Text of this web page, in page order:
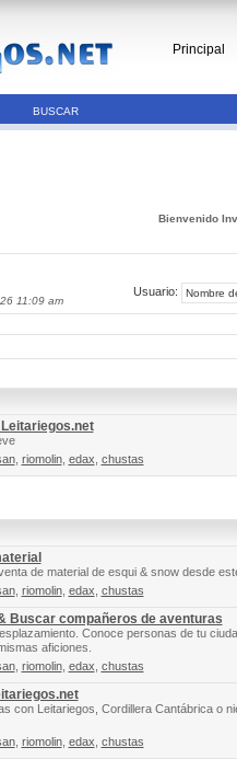
Principal
BUSCAR
Bienvenido
11:09 am
Usuario:
, riomolin, edax chustas
de material de esqui & snow desde
, riomolin, edax chustas
Buscar compañeros de aventuras
Conoce personas de tu
aficiones.
, riomolin, edax chustas
con Leitariegos, Cordillera Cantábrica o
, riomolin, edax chustas